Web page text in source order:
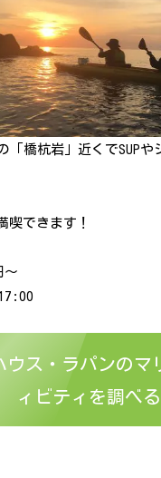
「橋杭岩」近くでSUPや
喫できます！
～
ウス・ラパンのマ
ィビティを調べる